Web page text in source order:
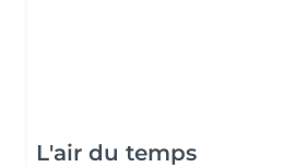
L'air du temps